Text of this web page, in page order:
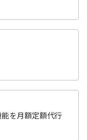
を月額定額代行